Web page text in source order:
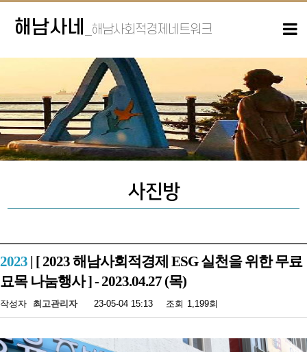
해남사네 _해남사회적경제네트워크
사진방
2023 | [ 2023 해남사회적경제 ESG 실천을 위한 무료
묘목 나눔행사 ] - 2023.04.27 (목)
작성자 최고관리자 23-05-04 15:13 조회 1,199회